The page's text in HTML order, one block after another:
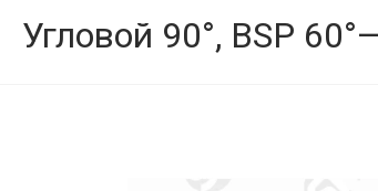
Угловой 90°, BSP